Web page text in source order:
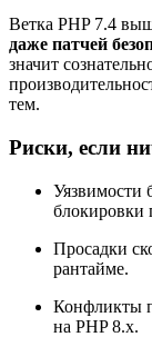
Ветка PHP 7.4
даже патчей
значит
тем.
Риски, если
Уязвимости
блокировки
Просадки
рантайме.
Конфликты
на PHP 8.x.